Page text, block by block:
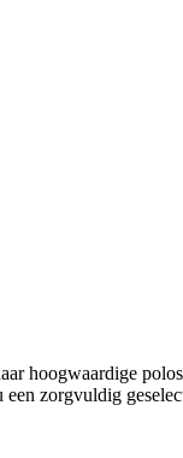
hoogwaardige
zorgvuldig